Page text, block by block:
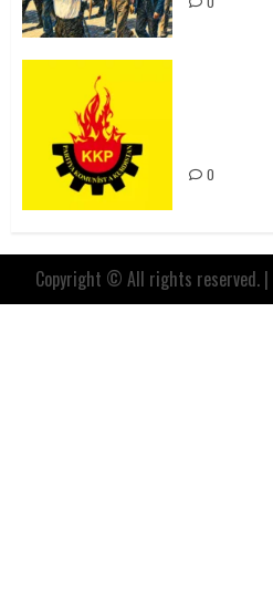
0
Copyright © All rights reserved. |